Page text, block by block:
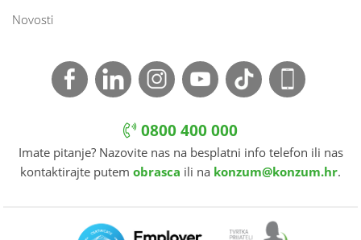
Novosti
0800 400 000
Imate pitanje? Nazovite nas na besplatni info telefon ili nas
kontaktirajte putem obrasca ili na konzum@konzum.hr.